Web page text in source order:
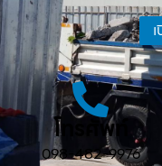
โทรศัพท์
098-482-9976